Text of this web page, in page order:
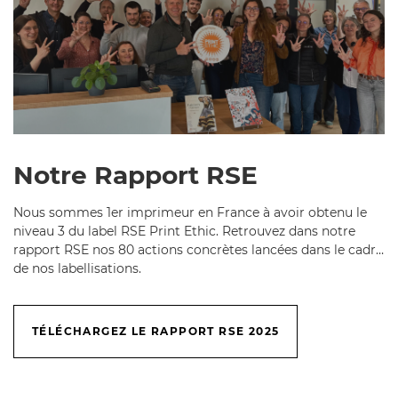
Notre Rapport RSE
Nous sommes 1er imprimeur en France à avoir obtenu le
niveau 3 du label RSE Print Ethic. Retrouvez dans notre
rapport RSE nos 80 actions concrètes lancées dans le cadre
de nos labellisations.
TÉLÉCHARGEZ LE RAPPORT RSE 2025